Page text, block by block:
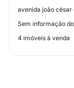
Sem informação
4 imóveis à venda